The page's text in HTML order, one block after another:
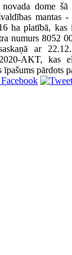
novada dome
mantas
ha platībā, kas
numurs 8052
ar
AKT, kas
īpašums pārdots